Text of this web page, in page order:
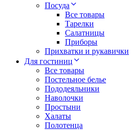
Посуда
Все товары
Тарелки
Салатницы
Приборы
Прихватки и рукавички
Для гостиниц
Все товары
Постельное белье
Пододеяльники
Наволочки
Простыни
Халаты
Полотенца